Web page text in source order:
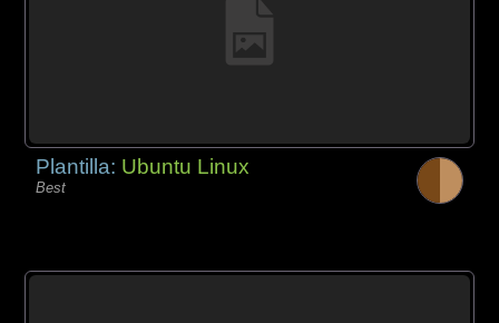
Plantilla: Ubuntu Linux
Best